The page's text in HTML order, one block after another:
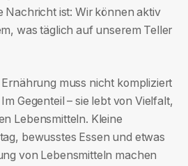
Nachricht ist: Wir können aktiv
was täglich auf unserem Teller
muss nicht kompliziert
Gegenteil – sie lebt von Vielfalt,
Lebensmitteln. Kleine
bewusstes Essen und etwas
von Lebensmitteln machen